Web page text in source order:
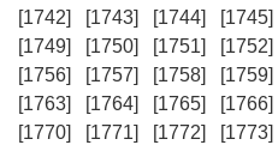
[1742]
[1743] [1744] [1745]
[1749]
[1750] [1751] [1752]
[1756]
[1757] [1758] [1759]
[1763]
[1764] [1765] [1766]
[1770]
[1771] [1772] [1773]